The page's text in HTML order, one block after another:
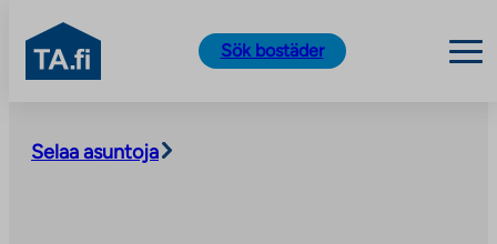
content
TA.fi
Sök bostäder
Selaa asuntoja